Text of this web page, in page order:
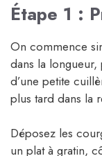
Étape 1 :
On commence
dans la longueur,
d’une petite
plus tard dans la
Déposez les
un plat à gratin,